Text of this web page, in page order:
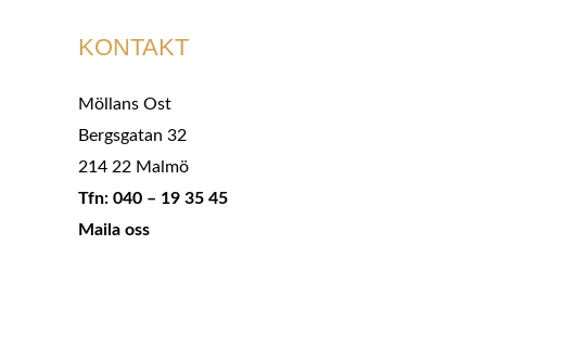
KONTAKT
Möllans Ost
Bergsgatan 32
214 22 Malmö
Tfn: 040 – 19 35 45
Maila oss